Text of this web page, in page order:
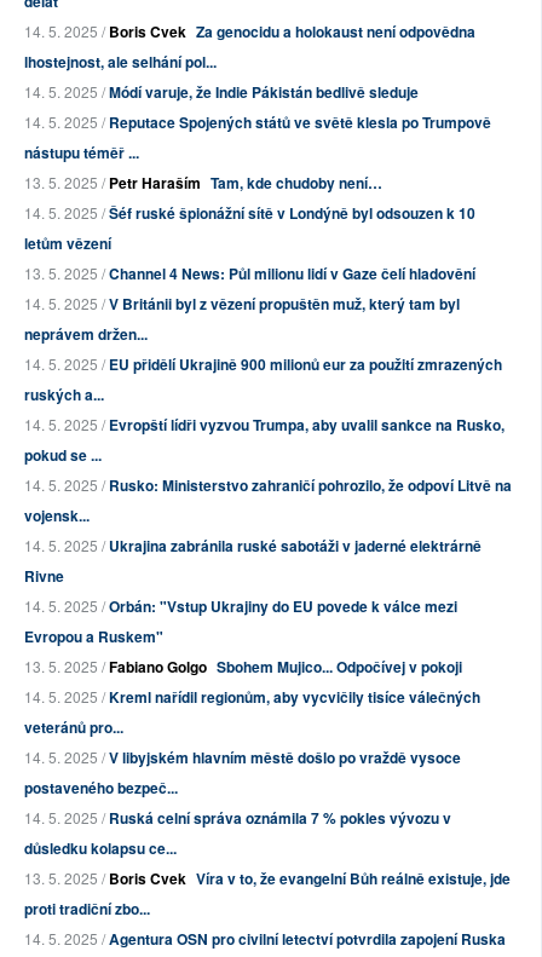
14. 5. 2025 /Boris Cvek Za genocidu a holokaust není odpovědna
lhostejnost, ale selhání pol...
14. 5. 2025 /Módí varuje, že Indie Pákistán bedlivě sleduje
14. 5. 2025 /Reputace Spojených států ve světě klesla po Trumpově
nástupu téměř ...
13. 5. 2025 /Petr Haraším Tam, kde chudoby není…
14. 5. 2025 /Šéf ruské špionážní sítě v Londýně byl odsouzen k 10
letům vězení
13. 5. 2025 /Channel 4 News: Půl milionu lidí v Gaze čelí hladovění
14. 5. 2025 /V Británii byl z vězení propuštěn muž, který tam byl
neprávem držen...
14. 5. 2025 /EU přidělí Ukrajině 900 milionů eur za použití zmrazených
ruských a...
14. 5. 2025 /Evropští lídři vyzvou Trumpa, aby uvalil sankce na Rusko,
pokud se ...
14. 5. 2025 /Rusko: Ministerstvo zahraničí pohrozilo, že odpoví Litvě na
vojensk...
14. 5. 2025 /Ukrajina zabránila ruské sabotáži v jaderné elektrárně
Rivne
14. 5. 2025 /Orbán: "Vstup Ukrajiny do EU povede k válce mezi
Evropou a Ruskem"
13. 5. 2025 /Fabiano Golgo Sbohem Mujico... Odpočívej v pokoji
14. 5. 2025 /Kreml nařídil regionům, aby vycvičily tisíce válečných
veteránů pro...
14. 5. 2025 /V libyjském hlavním městě došlo po vraždě vysoce
postaveného bezpeč...
14. 5. 2025 /Ruská celní správa oznámila 7 % pokles vývozu v
důsledku kolapsu ce...
13. 5. 2025 /Boris Cvek Víra v to, že evangelní Bůh reálně existuje, jde
proti tradiční zbo...
14. 5. 2025 /Agentura OSN pro civilní letectví potvrdila zapojení Ruska